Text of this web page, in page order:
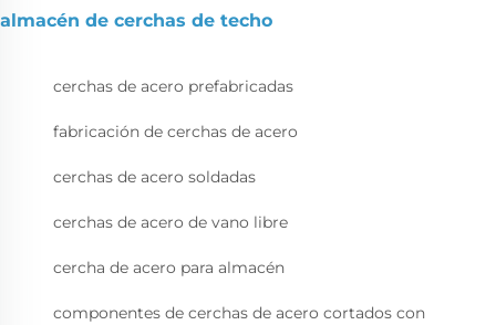
almacén de cerchas de techo
cerchas de acero prefabricadas
fabricación de cerchas de acero
cerchas de acero soldadas
cerchas de acero de vano libre
cercha de acero para almacén
componentes de cerchas de acero cortados con